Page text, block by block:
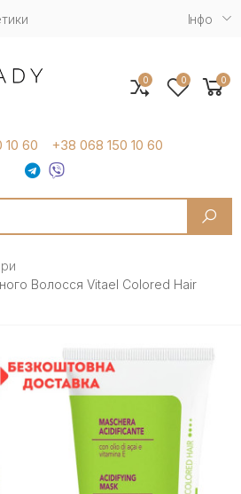
Iнфо
menu
10 60 +38 068 150 10 60
0 0 0
Волосся Vitael Colored Hair